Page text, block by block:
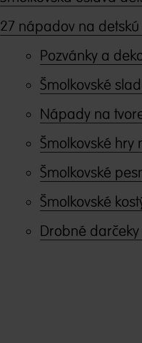
27 nápadov na
Pozvánky a
Šmolkovské
Nápady na
Šmolkovské hry
Šmolkovské
Šmolkovské
Drobné